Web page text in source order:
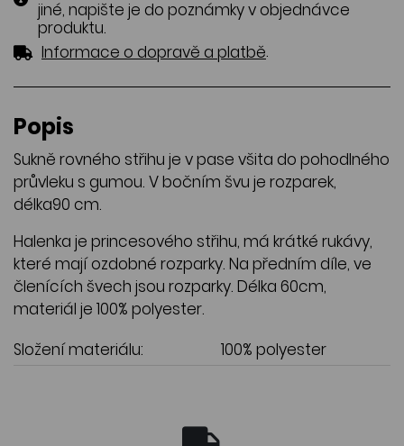
jiné, napište je do poznámky v objednávce
produktu.
Informace o dopravě a platbě.
Popis
Sukně rovného střihu je v pase všita do pohodlného
průvleku s gumou. V bočním švu je rozparek,
délka90 cm.
Halenka je princesového střihu, má krátké rukávy,
které mají ozdobné rozparky. Na předním díle, ve
členících švech jsou rozparky. Délka 60cm,
materiál je 100% polyester.
Složení materiálu:
100% polyester